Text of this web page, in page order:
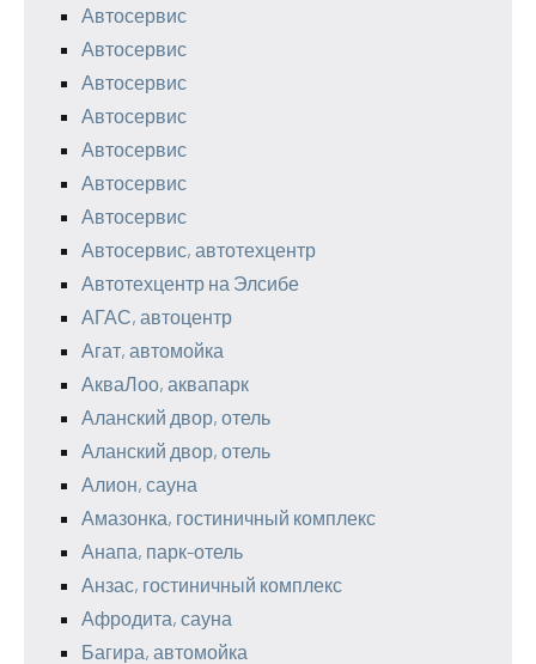
Автосервис
Автосервис
Автосервис
Автосервис
Автосервис
Автосервис
Автосервис
Автосервис, автотехцентр
Автотехцентр на Элсибе
АГАС, автоцентр
Агат, автомойка
АкваЛоо, аквапарк
Аланский двор, отель
Аланский двор, отель
Алион, сауна
Амазонка, гостиничный комплекс
Анапа, парк-отель
Анзас, гостиничный комплекс
Афродита, сауна
Багира, автомойка